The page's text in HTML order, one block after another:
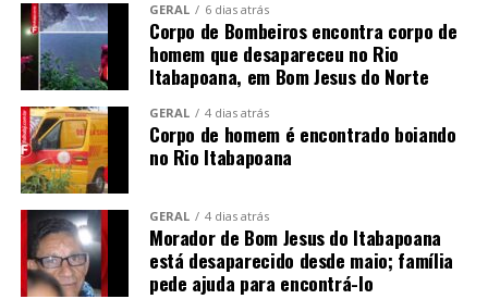
GERAL 6 dias atrás
Corpo de Bombeiros encontra corpo de
homem que desapareceu no Rio
Itabapoana, em Bom Jesus do Norte
GERAL 4 dias atrás
Corpo de homem é encontrado boiando
no Rio Itabapoana
GERAL 4 dias atrás
Morador de Bom Jesus do Itabapoana
está desaparecido desde maio; família
pede ajuda para encontrá-lo